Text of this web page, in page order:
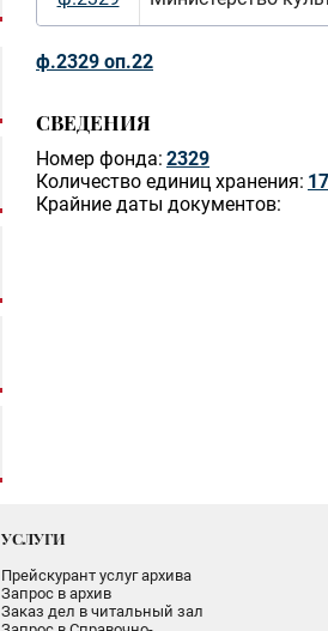
ф.2329 оп.22
СВЕДЕНИЯ
Номер фонда: 2329
Количество единиц хранения:
Крайние даты документов:
УСЛУГИ
Прейскурант услуг архива
Запрос в архив
Заказ дел в читальный зал